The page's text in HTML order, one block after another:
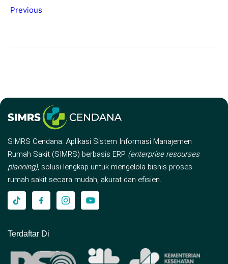
Previous
SIMRS Cendana: Aplikasi Sistem Informasi Manajemen
Rumah Sakit (SIMRS) berbasis ERP (enterprise resourses
planning), solusi lengkap untuk mengelola bisnis proses
rumah sakit secara mudah, akurat dan efisien.
Terdaftar Di